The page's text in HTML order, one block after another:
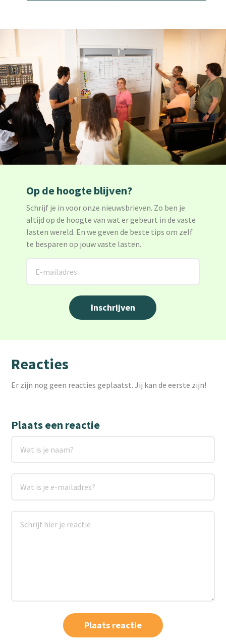
Op de hoogte blijven?
Schrijf je in voor onze nieuwsbrieven. Zo ben je
altijd op de hoogte van wat er gebeurt in de vaste
lasten wereld. En we geven de beste tips om zelf
te besparen op jouw vaste lasten.
Reacties
Er zijn nog geen reacties geplaatst. Jij kan de eerste zijn!
Plaats een reactie